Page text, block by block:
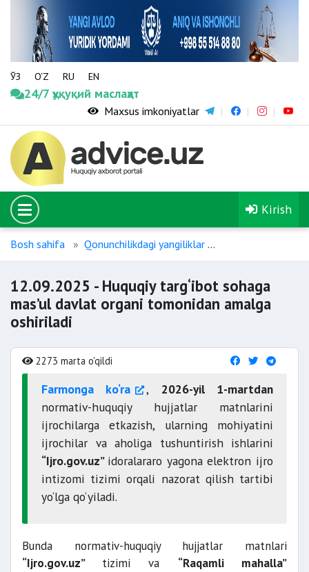
ЎЗ O‘Z RU EN
24/7 ҳуқуқий маслаҳат
Maxsus imkoniyatlar
Kirish
Bosh sahifa Qonunchilikdagi yangiliklar
12.09.2025 - Huquqiy targ‘ibot sohaga
mas’ul davlat organi tomonidan amalga
oshiriladi
2273 marta o'qildi
Farmonga ko‘ra , 2026-yil 1-martdan
normativ-huquqiy hujjatlar matnlarini
ijrochilarga etkazish, ularning mohiyatini
ijrochilar va aholiga tushuntirish ishlarini
“Ijro.gov.uz” idoralararo yagona elektron ijro
intizomi tizimi orqali nazorat qilish tartibi
yo‘lga qo‘yiladi.
Bunda normativ-huquqiy hujjatlar matnlari
“Ijro.gov.uz” tizimi va “Raqamli mahalla”